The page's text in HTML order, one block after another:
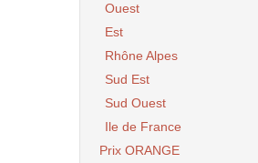
Ouest
Est
Rhône Alpes
Sud Est
Sud Ouest
Ile de France
Prix ORANGE